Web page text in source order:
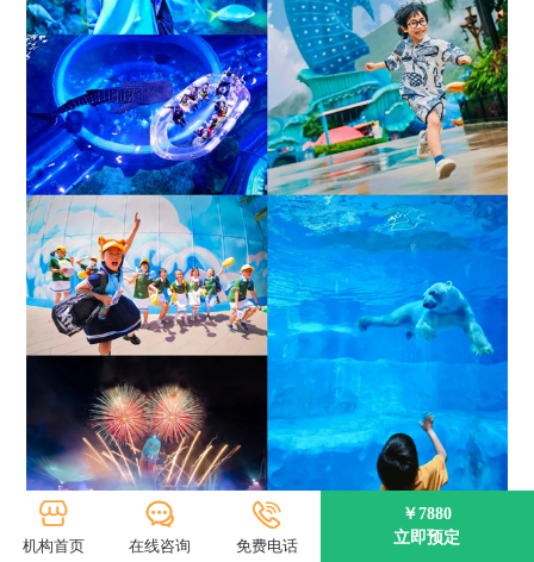
好玩而刺激的精彩游乐项目
机构首页 在线咨询 免费电话
￥7880
立即预定